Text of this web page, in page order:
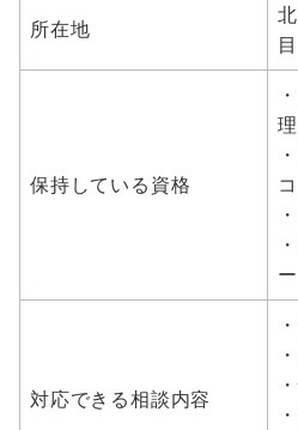
所在地
保持している資格
ー
対応できる相談内容